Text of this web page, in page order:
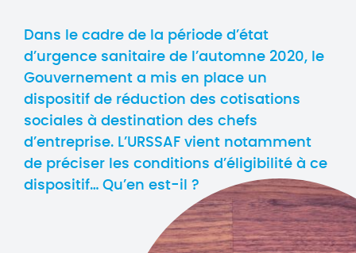
Dans le cadre de la période d’état
d’urgence sanitaire de l’automne 2020, le
Gouvernement a mis en place un
dispositif de réduction des cotisations
sociales à destination des chefs
d’entreprise. L’URSSAF vient notamment
de préciser les conditions d’éligibilité à ce
dispositif… Qu’en est-il ?